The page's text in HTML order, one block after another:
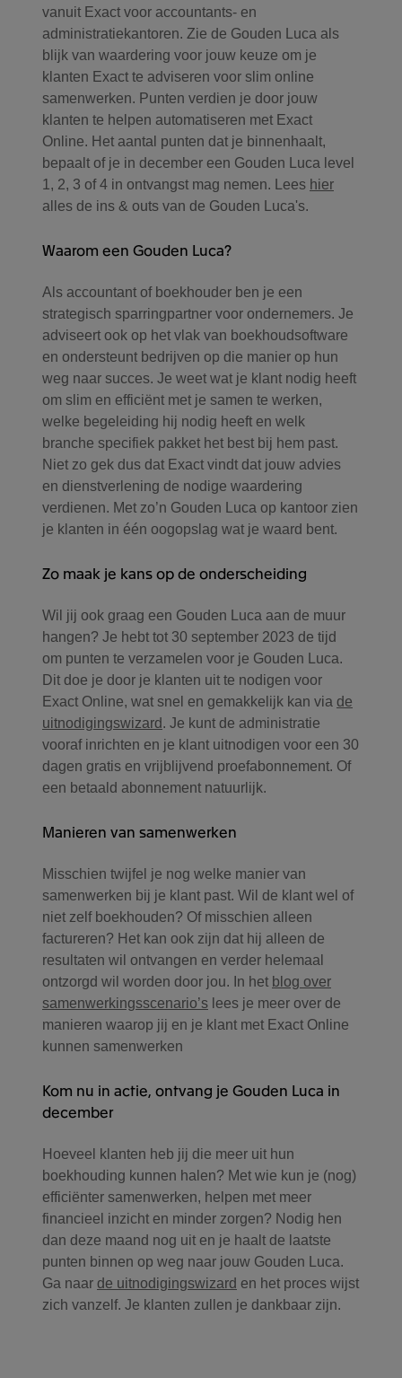
vanuit Exact voor accountants- en
administratiekantoren. Zie de Gouden Luca als
blijk van waardering voor jouw keuze om je
klanten Exact te adviseren voor slim online
samenwerken. Punten verdien je door jouw
klanten te helpen automatiseren met Exact
Online. Het aantal punten dat je binnenhaalt,
bepaalt of je in december een Gouden Luca level
1, 2, 3 of 4 in ontvangst mag nemen. Lees hier
alles de ins & outs van de Gouden Luca's.
Waarom een Gouden Luca?
Als accountant of boekhouder ben je een
strategisch sparringpartner voor ondernemers. Je
adviseert ook op het vlak van boekhoudsoftware
en ondersteunt bedrijven op die manier op hun
weg naar succes. Je weet wat je klant nodig heeft
om slim en efficiënt met je samen te werken,
welke begeleiding hij nodig heeft en welk
branche specifiek pakket het best bij hem past.
Niet zo gek dus dat Exact vindt dat jouw advies
en dienstverlening de nodige waardering
verdienen. Met zo’n Gouden Luca op kantoor zien
je klanten in één oogopslag wat je waard bent.
Zo maak je kans op de onderscheiding
Wil jij ook graag een Gouden Luca aan de muur
hangen? Je hebt tot 30 september 2023 de tijd
om punten te verzamelen voor je Gouden Luca.
Dit doe je door je klanten uit te nodigen voor
Exact Online, wat snel en gemakkelijk kan via de
uitnodigingswizard. Je kunt de administratie
vooraf inrichten en je klant uitnodigen voor een 30
dagen gratis en vrijblijvend proefabonnement. Of
een betaald abonnement natuurlijk.
Manieren van samenwerken
Misschien twijfel je nog welke manier van
samenwerken bij je klant past. Wil de klant wel of
niet zelf boekhouden? Of misschien alleen
factureren? Het kan ook zijn dat hij alleen de
resultaten wil ontvangen en verder helemaal
ontzorgd wil worden door jou. In het blog over
samenwerkingsscenario’s lees je meer over de
manieren waarop jij en je klant met Exact Online
kunnen samenwerken
Kom nu in actie, ontvang je Gouden Luca in
december
Hoeveel klanten heb jij die meer uit hun
boekhouding kunnen halen? Met wie kun je (nog)
efficiënter samenwerken, helpen met meer
financieel inzicht en minder zorgen? Nodig hen
dan deze maand nog uit en je haalt de laatste
punten binnen op weg naar jouw Gouden Luca.
Ga naar de uitnodigingswizard en het proces wijst
zich vanzelf. Je klanten zullen je dankbaar zijn.